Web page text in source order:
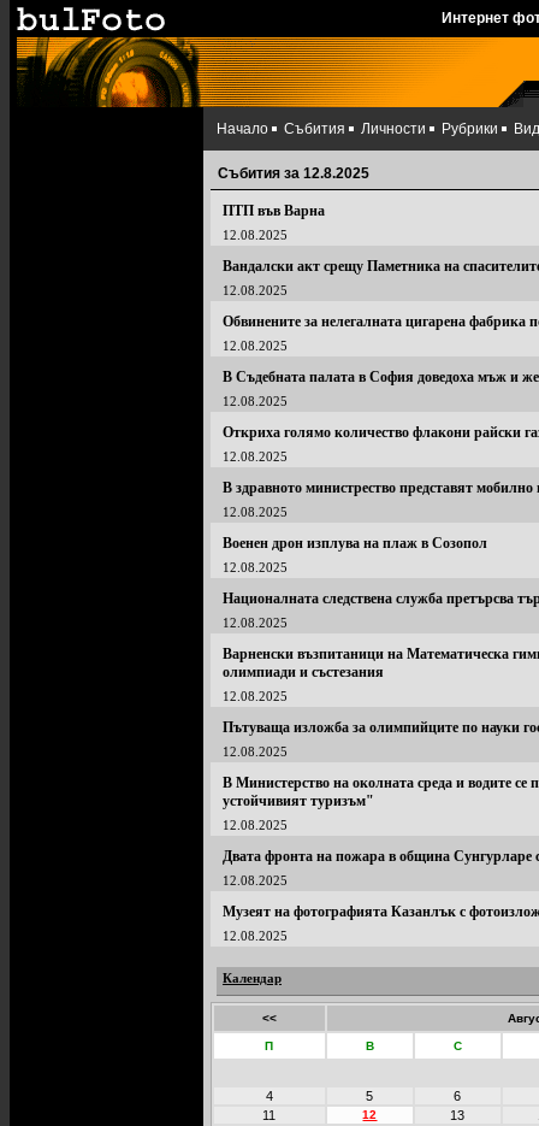
Интернет
Начало Събития Личности Рубрики
Събития за 12.8.2025
ПТП във Варна
12.08.2025
Вандалски акт срещу Паметника на
12.08.2025
Обвинените за нелегалната цигарена фабрика
12.08.2025
В Съдебната палата в София доведоха мъж и
12.08.2025
Откриха голямо количество флакони райски
12.08.2025
В здравното министрество представят
12.08.2025
Военен дрон изплува на плаж в Созопол
12.08.2025
Националната следствена служба претърсва
12.08.2025
Варненски възпитаници на Математическа
олимпиади и състезания
12.08.2025
Пътуваща изложба за олимпийците по науки
12.08.2025
В Министерство на околната среда и водите
устойчивият туризъм"
12.08.2025
Двата фронта на пожара в община Сунгурларе
12.08.2025
Музеят на фотографията Казанлък с
12.08.2025
Календар
<<
П В С
4 5
6
11
12 13